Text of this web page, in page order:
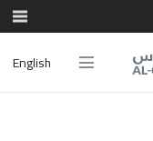
English